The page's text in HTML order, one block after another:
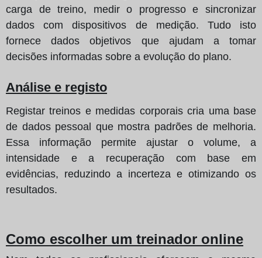
carga de treino, medir o progresso e sincronizar
dados com dispositivos de medição. Tudo isto
fornece dados objetivos que ajudam a tomar
decisões informadas sobre a evolução do plano.
Análise e registo
Registar treinos e medidas corporais cria uma base
de dados pessoal que mostra padrões de melhoria.
Essa informação permite ajustar o volume, a
intensidade e a recuperação com base em
evidências, reduzindo a incerteza e otimizando os
resultados.
Como escolher um treinador online